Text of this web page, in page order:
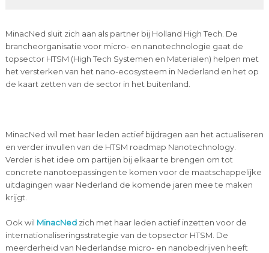
MinacNed sluit zich aan als partner bij Holland High Tech. De
brancheorganisatie voor micro- en nanotechnologie gaat de
topsector HTSM (High Tech Systemen en Materialen) helpen met
het versterken van het nano-ecosysteem in Nederland en het op
de kaart zetten van de sector in het buitenland.
MinacNed wil met haar leden actief bijdragen aan het actualiseren
en verder invullen van de HTSM roadmap Nanotechnology.
Verder is het idee om partijen bij elkaar te brengen om tot
concrete nanotoepassingen te komen voor de maatschappelijke
uitdagingen waar Nederland de komende jaren mee te maken
krijgt.
Ook wil MinacNedzich met haar leden actief inzetten voor de
internationaliseringsstrategie van de topsector HTSM. De
meerderheid van Nederlandse micro- en nanobedrijven heeft